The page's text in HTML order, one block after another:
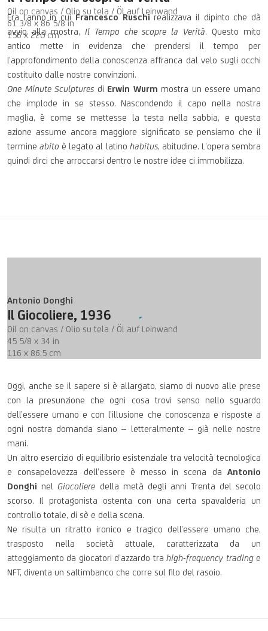
Oil on canvas / Olio su tela / Öl auf Leinwand
61 3/8 x 86 5/8 in
156 x 220 cm
Era l’anno in cuiFrancesco Ruschirealizzava il dipinto che dà
avvio alla mostra, Il Tempo che scopre la Verità. Questo mito
antico mette in evidenza che prendersi il tempo per
l’approfondimento della conoscenza affranca dal velo sugli occhi
costituito dalle nostre convinzioni.
One Minute Sculptures di Erwin Wurm mostra un essere umano
che implode in se stesso. Nascondendo il capo nella nostra
maglia, è come se mettesse la testa nella sabbia, e questa
azione assume ancora maggiore significato se pensiamo che il
termineabito è legato al latino habitus, abitudine. L’opera sembra
quindi dirci che arroccarsi dentro le nostre idee ci immobilizza.
Antonio Donghi
Il Giocoliere, 1936
Oil on canvas / Olio su tela / Öl auf Leinwand
45 5/8 x 34 in
116 x 86.5 cm
Oggi, anche se il sapere si è allargato, siamo di nuovo alle prese
con la presunzione che ogni cosa trovi senso nello sguardo
dell’essere umano e con l’illusione che conoscenza e risposte a
ogni nostra domanda siano – letteralmente – già nelle nostre
mani.
Un altro esercizio di equilibrio esistenziale tra velocità tecnologica
e consapelovezza dell’essere è messo in scena da Antonio
DonghinelGiocoliere della metà degli anni Trenta del secolo
scorso. Il protagonista ostenta con una certa spavalderia un
controllo totale, di sè e della scena.
Ne risulta un ritratto ironico e tragico dell’essere umano che,
trasposto nella società attuale, caratterizzata da un
atteggiamento da giocatori d’azzardo trahigh-frequency tradinge
NFT, diventa un saltimbanco che corre sul filo del rasoio.